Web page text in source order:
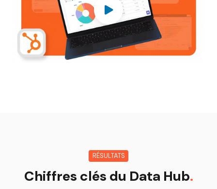
RÉSULTATS
Chiffres clés du Data Hub.